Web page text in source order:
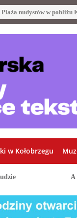
Plaża nudystów w pobliżu
w Kołobrzegu
A